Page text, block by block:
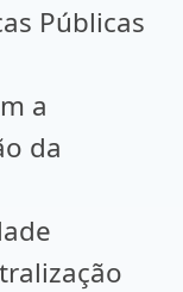
Públicas
a
da